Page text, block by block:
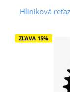
Hliníková
ZĽAVA 15%